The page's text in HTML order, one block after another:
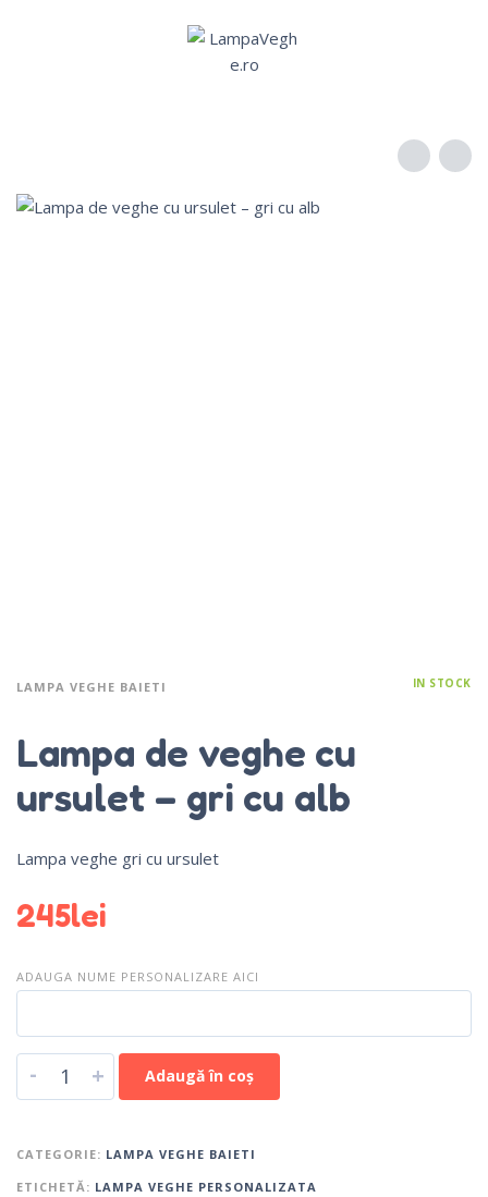
LAMPA VEGHE BAIETI IN STOCK
Lampa de veghe cu
ursulet – gri cu alb
Lampa veghe gri cu ursulet
245lei
ADAUGA NUME PERSONALIZARE AICI
- + Adaugă în coș
CATEGORIE: LAMPA VEGHE BAIETI
ETICHETĂ: LAMPA VEGHE PERSONALIZATA